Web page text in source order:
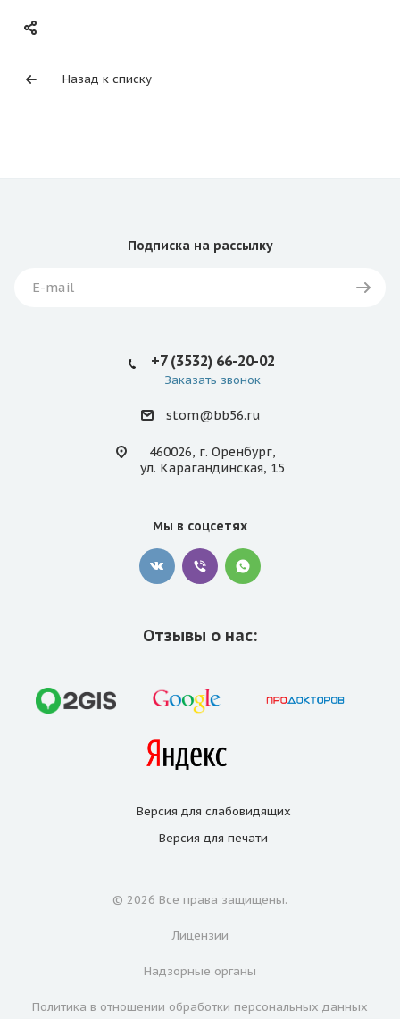
Назад к списку
Подписка на рассылку
+7 (3532) 66-20-02
Заказать звонок
stom@bb56.ru
460026, г. Оренбург,
ул. Карагандинская, 15
Мы в соцсетях
Отзывы о нас:
Версия для слабовидящих
Версия для печати
© 2026 Все права защищены.
Лицензии
Надзорные органы
Политика в отношении обработки персональных данных